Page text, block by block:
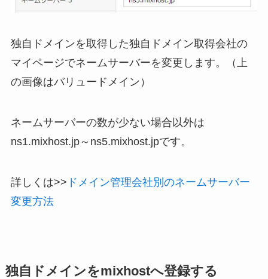
独自ドメインを取得した独自ドメイン取得会社の
マイページでネームサーバーを変更します。（上
の画像はバリュードメイン）
ネームサーバーの数が少ない場合以外は
ns1.mixhost.jp～ns5.mixhost.jpです。
詳しくは>> ドメイン管理会社別のネームサーバー
変更方法
独自ドメインをmixhostへ登録する